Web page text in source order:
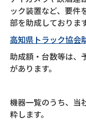
ック装置など、要件
部を助成しております
高知県トラック協会
助成額・台数等は、
があります。
機器一覧のうち、当
粋します。